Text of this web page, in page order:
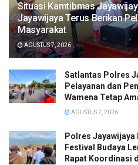
Situasi Kamtibmas
Jayawijaya Terus Berikan
Masyarakat
AGUSTUS 7, 2026
Satlantas Polres
Pelayanan dan
Wamena Tetap
AGUSTUS 7, 2026
Polres
Festival Budaya
Rapat Koordinasi